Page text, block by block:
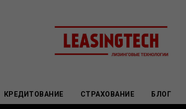
КРЕДИТОВАНИЕ СТРАХОВАНИЕ БЛОГ